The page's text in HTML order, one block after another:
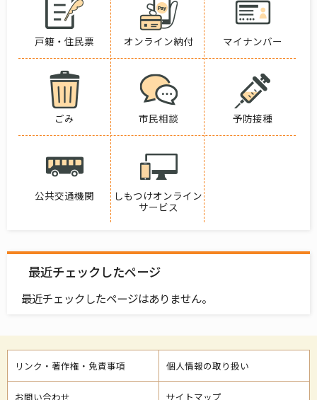
戸籍・住民票 オンライン納付 マイナンバー
ごみ 市民相談 予防接種
公共交通機関
しもつけオンライン
サービス
最近チェックしたページ
最近チェックしたページはありません。
リンク・著作権・免責事項 個人情報の取り扱い
お問い合わせ サイトマップ